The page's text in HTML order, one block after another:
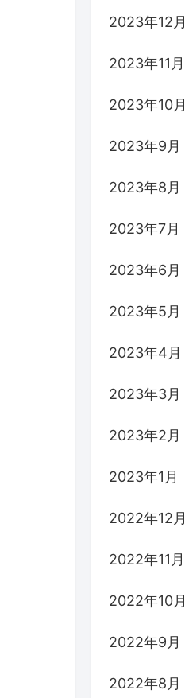
2023年12月
2023年11月
2023年10月
2023年9月
2023年8月
2023年7月
2023年6月
2023年5月
2023年4月
2023年3月
2023年2月
2023年1月
2022年12月
2022年11月
2022年10月
2022年9月
2022年8月